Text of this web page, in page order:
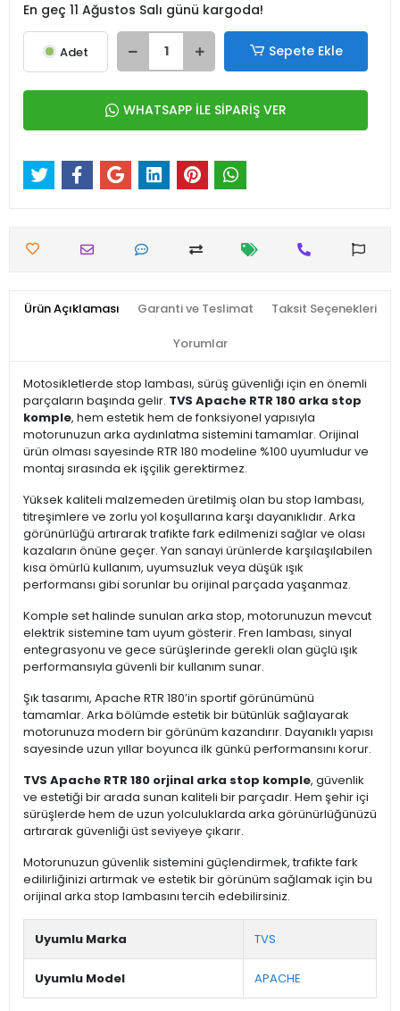
En geç 11 Ağustos Salı günü kargoda!
Adet Sepete Ekle
WHATSAPP İLE SİPARİŞ VER
Ürün Açıklaması Garanti ve Teslimat Taksit Seçenekleri
Yorumlar
Motosikletlerde stop lambası, sürüş güvenliği için en önemli
parçaların başında gelir. TVS Apache RTR 180 arka stop
komple, hem estetik hem de fonksiyonel yapısıyla
motorunuzun arka aydınlatma sistemini tamamlar. Orijinal
ürün olması sayesinde RTR 180 modeline %100 uyumludur ve
montaj sırasında ek işçilik gerektirmez.
Yüksek kaliteli malzemeden üretilmiş olan bu stop lambası,
titreşimlere ve zorlu yol koşullarına karşı dayanıklıdır. Arka
görünürlüğü artırarak trafikte fark edilmenizi sağlar ve olası
kazaların önüne geçer. Yan sanayi ürünlerde karşılaşılabilen
kısa ömürlü kullanım, uyumsuzluk veya düşük ışık
performansı gibi sorunlar bu orijinal parçada yaşanmaz.
Komple set halinde sunulan arka stop, motorunuzun mevcut
elektrik sistemine tam uyum gösterir. Fren lambası, sinyal
entegrasyonu ve gece sürüşlerinde gerekli olan güçlü ışık
performansıyla güvenli bir kullanım sunar.
Şık tasarımı, Apache RTR 180’in sportif görünümünü
tamamlar. Arka bölümde estetik bir bütünlük sağlayarak
motorunuza modern bir görünüm kazandırır. Dayanıklı yapısı
sayesinde uzun yıllar boyunca ilk günkü performansını korur.
TVS Apache RTR 180 orjinal arka stop komple, güvenlik
ve estetiği bir arada sunan kaliteli bir parçadır. Hem şehir içi
sürüşlerde hem de uzun yolculuklarda arka görünürlüğünüzü
artırarak güvenliği üst seviyeye çıkarır.
Motorunuzun güvenlik sistemini güçlendirmek, trafikte fark
edilirliğinizi artırmak ve estetik bir görünüm sağlamak için bu
orijinal arka stop lambasını tercih edebilirsiniz.
Uyumlu Marka TVS
Uyumlu Model APACHE